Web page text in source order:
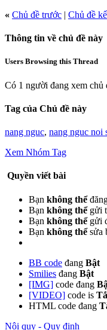
« Chủ đề trước | Chủ đề
Thông tin về chủ đề này
Users Browsing this Thread
Có 1 người đang xem chủ
Tag của Chủ đề này
nang nguc, nang nguc noi
Xem Nhóm Tag
Quyền viết bài
Bạn không thể
Bạn không thểgửi
Bạn không thểgửi
Bạn không thểsửa
BB code đang Bật
Smilies đang Bật
[IMG] code đang
[VIDEO] code is
HTML code đang
Nội quy - Quy định